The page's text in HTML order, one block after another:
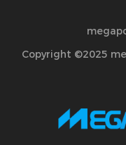
Copyright ©2025